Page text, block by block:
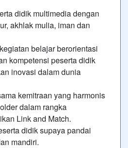
didik multimedia dengan
akhlak mulia, iman dan
belajar berorientasi
kompetensi peserta didik
inovasi dalam dunia
kemitraan yang harmonis
dalam rangka
Link and Match.
didik supaya pandai
mandiri.